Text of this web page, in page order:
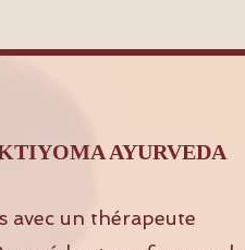
AYURVEDA
avec un thérapeute